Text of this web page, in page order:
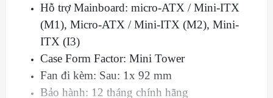
Hỗ trợ Mainboard: micro-ATX / Mini-ITX
(M1), Micro-ATX / Mini-ITX (M2), Mini-
ITX (I3)
Case Form Factor: Mini Tower
Fan đi kèm: Sau: 1x 92 mm
Bảo hành: 12 tháng chính hãng